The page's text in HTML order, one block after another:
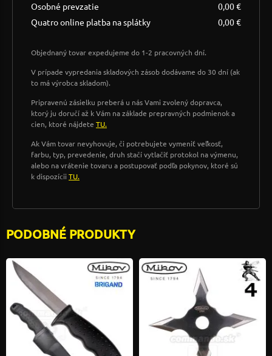
Osobné prevzatie
0,00 €
Quatro online platba na splátky
0,00 €
Objednaný tovar expedujeme do 1-2 pracovných dní.
V prípade vypredania skladových zásob dodávame do 30 dní (ak
to má výrobca skladom).
Pripravenú zásielku preberá u nás Vami zvolený dopravca,
ktorý ju doručí až k Vám na základe prepravných podmienok a
cien, ktoré nájdete TU.
Ak Vám tovar nevyhovuje, či potrebujete vymeniť veľkosť,
farbu, typ, prevedenie, druh stačí vytlačiť protokol na výmenu,
alebo na vrátenie tovaru a postupovať podľa pokynov, ktoré sú
k dispozícii TU.
PODOBNÉ PRODUKTY